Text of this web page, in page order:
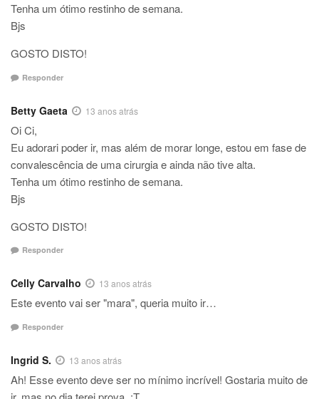
Tenha um ótimo restinho de semana.
Bjs
GOSTO DISTO!
Responder
Betty Gaeta 13 anos atrás
Oi Ci,
Eu adorari poder ir, mas além de morar longe, estou em fase de
convalescência de uma cirurgia e ainda não tive alta.
Tenha um ótimo restinho de semana.
Bjs
GOSTO DISTO!
Responder
Celly Carvalho 13 anos atrás
Este evento vai ser "mara", queria muito ir…
Responder
Ingrid S. 13 anos atrás
Ah! Esse evento deve ser no mínimo incrível! Gostaria muito de